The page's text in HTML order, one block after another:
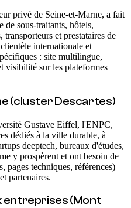
privé de Seine-et-Marne, a fait
de sous-traitants, hôtels,
transporteurs et prestataires de
internationale et
: site multilingue,
visibilité sur les plateformes
(cluster Descartes)
Gustave Eiffel, l'ENPC,
dédiés à la ville durable, à
deeptech, bureaux d'études,
y prospèrent et ont besoin de
pages techniques, références)
partenaires.
entreprises (Mont